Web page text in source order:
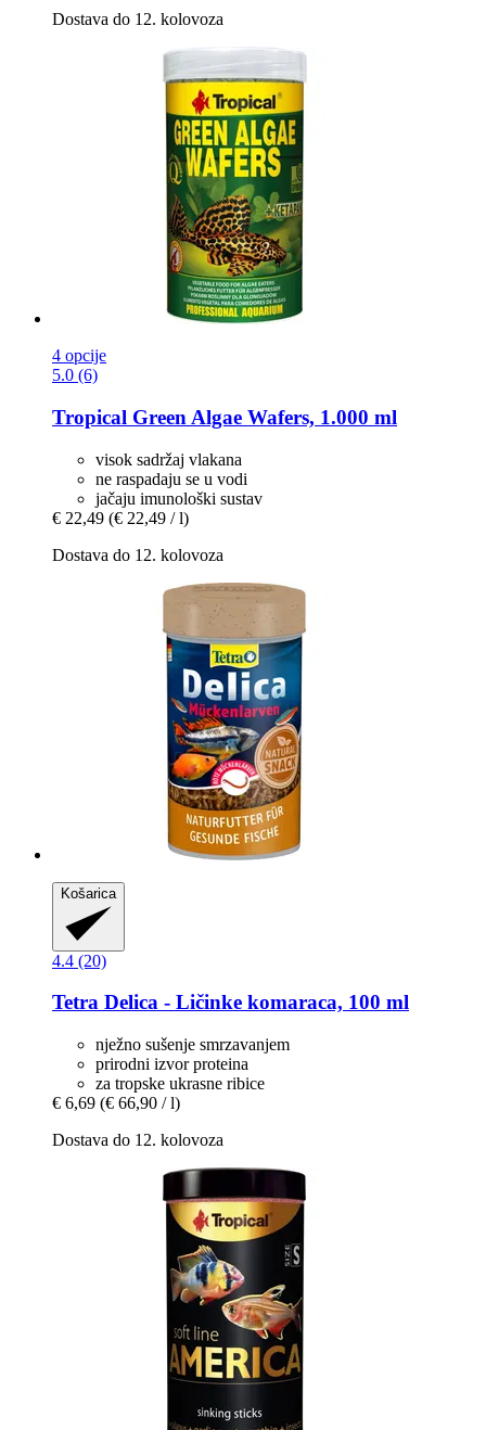
Dostava do 12. kolovoza
4 opcije
5.0 (6)
Tropical Green Algae Wafers, 1.000 ml
visok sadržaj vlakana
ne raspadaju se u vodi
jačaju imunološki sustav
€ 22,49 (€ 22,49 / l)
Dostava do 12. kolovoza
Košarica
4.4 (20)
Tetra Delica -​ Ličinke komaraca, 100 ml
nježno sušenje smrzavanjem
prirodni izvor proteina
za tropske ukrasne ribice
€ 6,69 (€ 66,90 / l)
Dostava do 12. kolovoza